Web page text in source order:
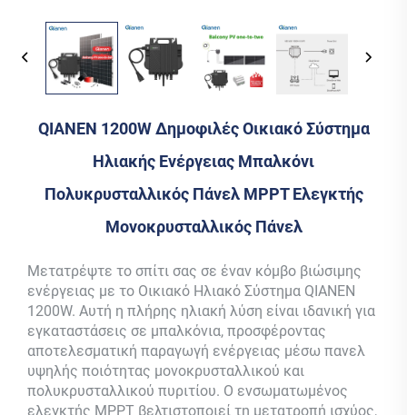
QIANEN 1200W Δημοφιλές Οικιακό Σύστημα
Ηλιακής Ενέργειας Μπαλκόνι
Πολυκρυσταλλικός Πάνελ MPPT Ελεγκτής
Μονοκρυσταλλικός Πάνελ
Μετατρέψτε το σπίτι σας σε έναν κόμβο βιώσιμης
ενέργειας με το Οικιακό Ηλιακό Σύστημα QIANEN
1200W. Αυτή η πλήρης ηλιακή λύση είναι ιδανική για
εγκαταστάσεις σε μπαλκόνια, προσφέροντας
αποτελεσματική παραγωγή ενέργειας μέσω πανελ
υψηλής ποιότητας μονοκρυσταλλικού και
πολυκρυσταλλικού πυριτίου. Ο ενσωματωμένος
ελεγκτής MPPT βελτιστοποιεί τη μετατροπή ισχύος,